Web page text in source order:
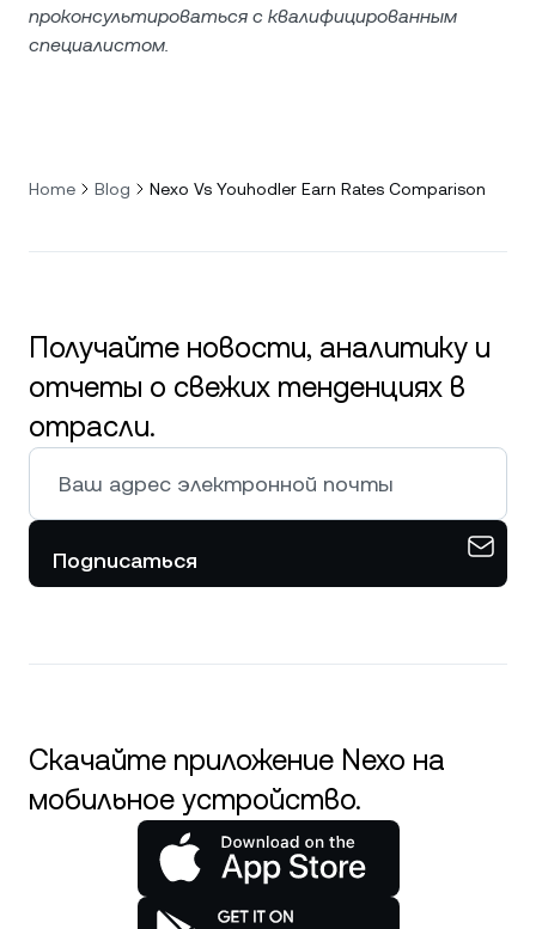
проконсультироваться с квалифицированным
специалистом.
Home Blog Nexo Vs Youhodler Earn Rates Comparison
Получайте новости, аналитику и
отчеты о свежих тенденциях в
отрасли.
Подписаться
Скачайте приложение Nexo на
мобильное устройство.